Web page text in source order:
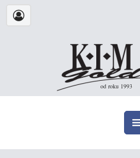
od roku 1993